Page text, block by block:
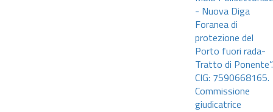
- Nuova Diga
Foranea di
protezione del
Porto fuori rada-
Tratto di Ponente”.
CIG: 7590668165.
Commissione
giudicatrice